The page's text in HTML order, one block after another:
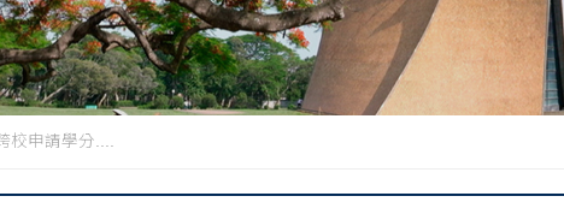
校申請學分....